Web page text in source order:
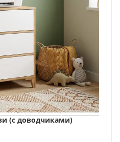
(с доводчиками)